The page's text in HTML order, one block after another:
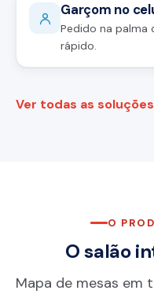
Garçom no
Pedido na palma
rápido.
Ver todas as
O
O salão
Mapa de mesas